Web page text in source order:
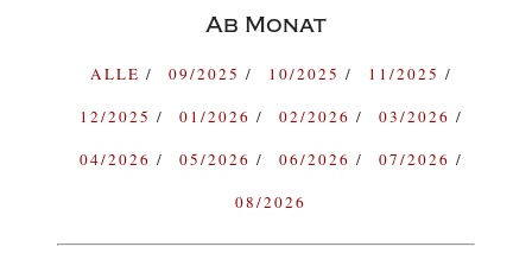
Ab Monat
ALLE 09/2025 10/2025
11/2025
12/2025
01/2026 02/2026
03/2026
04/2026
05/2026 06/2026
07/2026
08/2026